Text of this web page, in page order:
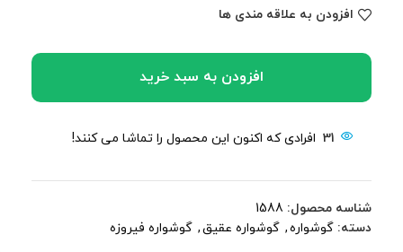
افزودن به علاقه مندی ها
افزودن به سبد خرید
31 افرادی که اکنون این محصول را تماشا می کنند!
شناسه محصول: 1588
دسته: گوشواره, گوشواره عقیق, گوشواره فیروزه